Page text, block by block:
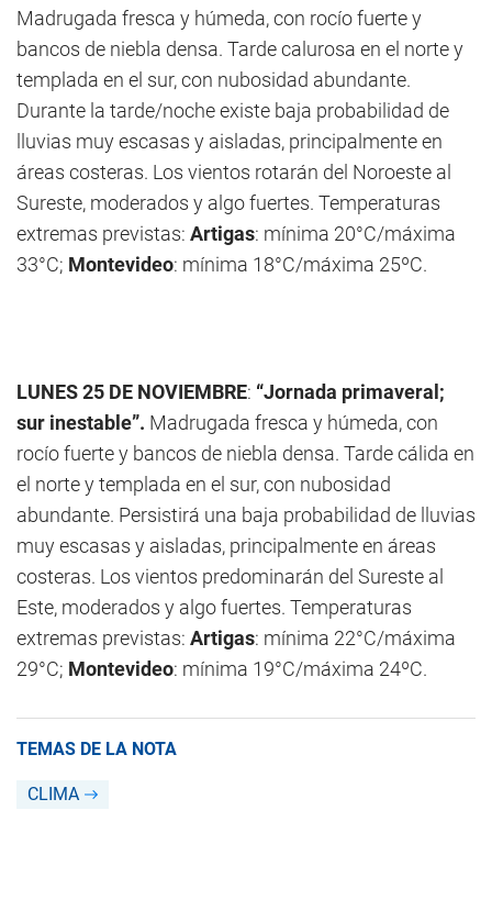
Madrugada fresca y húmeda, con rocío fuerte y
bancos de niebla densa. Tarde calurosa en el norte y
templada en el sur, con nubosidad abundante.
Durante la tarde/noche existe baja probabilidad de
lluvias muy escasas y aisladas, principalmente en
áreas costeras. Los vientos rotarán del Noroeste al
Sureste, moderados y algo fuertes. Temperaturas
extremas previstas: Artigas: mínima 20°C/máxima
33°C; Montevideo: mínima 18°C/máxima 25ºC.
LUNES 25 DE NOVIEMBRE: “Jornada primaveral;
sur inestable”. Madrugada fresca y húmeda, con
rocío fuerte y bancos de niebla densa. Tarde cálida en
el norte y templada en el sur, con nubosidad
abundante. Persistirá una baja probabilidad de lluvias
muy escasas y aisladas, principalmente en áreas
costeras. Los vientos predominarán del Sureste al
Este, moderados y algo fuertes. Temperaturas
extremas previstas: Artigas: mínima 22°C/máxima
29°C; Montevideo: mínima 19°C/máxima 24ºC.
TEMAS DE LA NOTA
CLIMA